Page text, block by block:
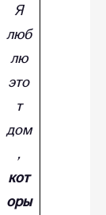
Я
люб
лю
это
т
дом
,
кот
оры